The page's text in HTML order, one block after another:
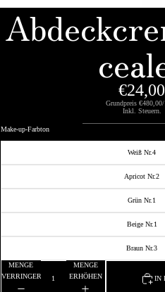
€24,00
Grundpreis€480,00/
Inkl. Steuern.
Make-up-Farbton
Weiß Nr.4
Apricot Nr.2
Grün Nr.1
Beige Nr.1
Braun Nr.3
MENGE
VERRINGERN
MENGE
ERHÖHEN
IN